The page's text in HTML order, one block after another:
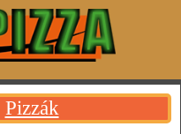
Pizzák